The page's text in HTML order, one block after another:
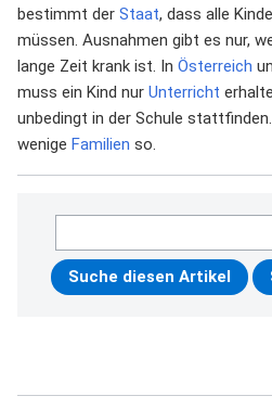
bestimmt der Staat, dass alle
müssen. Ausnahmen gibt es nur,
lange Zeit krank ist. In Österreich
muss ein Kind nur Unterricht
unbedingt in der Schule
wenige Familien so.